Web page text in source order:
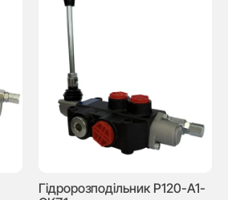
Гідророзподільник P120-A1-